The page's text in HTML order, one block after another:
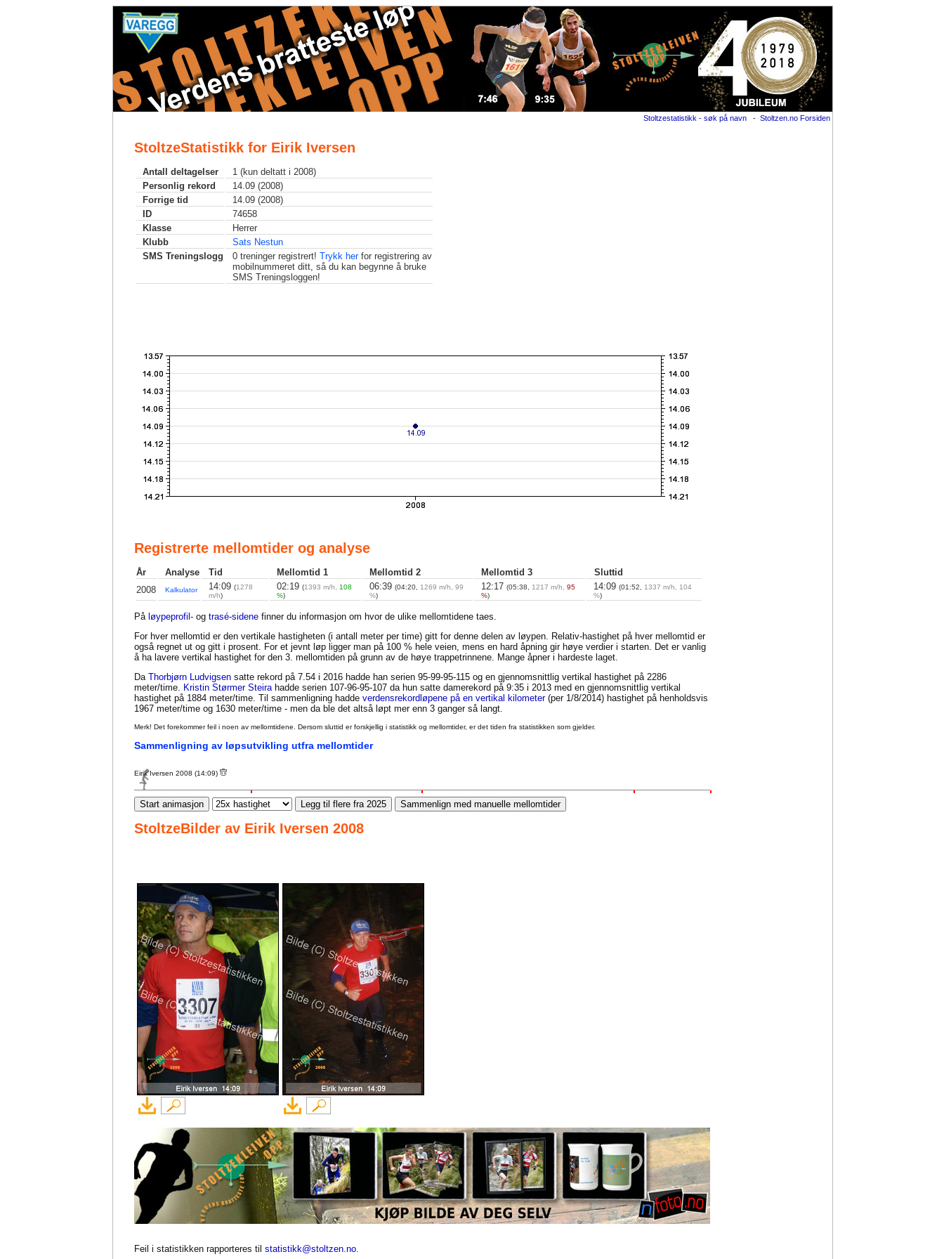
Stoltzestatistikk - søk på navn - Stoltzen.no Forsiden
StoltzeStatistikk for Eirik Iversen
Antall deltagelser
1 (kun deltatt i 2008)
Personlig rekord
14.09 (2008)
Forrige tid
14.09 (2008)
ID
74658
Klasse
Herrer
Klubb
Sats Nestun
SMS Treningslogg
0 treninger registrert! Trykk herfor registrering av
mobilnummeret ditt, så du kan begynne å bruke
SMS Treningsloggen!
Registrerte mellomtider og analyse
År Analyse Tid Mellomtid 1 Mellomtid 2 Mellomtid 3
Sluttid
2008
Kalkulator 14:09 (1278
m/h)
02:19 (1393 m/h, 108
%)
06:39 (04:20, 1269 m/h, 99
%)
12:17 (05:38, 1217 m/h, 95
%)
14:09 (01:52, 1337 m/h, 104
%)
På løypeprofil- og trasé-sidene finner du informasjon om hvor de ulike mellomtidene taes.
For hver mellomtid er den vertikale hastigheten (i antall meter per time) gitt for denne delen av løypen. Relativ-hastighet på hver mellomtid er
også regnet ut og gitt i prosent. For et jevnt løp ligger man på 100 % hele veien, mens en hard åpning gir høye verdier i starten. Det er vanlig
å ha lavere vertikal hastighet for den 3. mellomtiden på grunn av de høye trappetrinnene. Mange åpner i hardeste laget.
Da Thorbjørn Ludvigsen satte rekord på 7.54 i 2016 hadde han serien 95-99-95-115 og en gjennomsnittlig vertikal hastighet på 2286
meter/time. Kristin Størmer Steirahadde serien 107-96-95-107 da hun satte damerekord på 9:35 i 2013 med en gjennomsnittlig vertikal
hastighet på 1884 meter/time. Til sammenligning hadde verdensrekordløpene på en vertikal kilometer(per 1/8/2014) hastighet på henholdsvis
1967 meter/time og 1630 meter/time - men da ble det altså løpt mer enn 3 ganger så langt.
Merk! Det forekommer feil i noen av mellomtidene. Dersom sluttid er forskjellig i statistikk og mellomtider, er det tiden fra statistikken som gjelder.
Sammenligning av løpsutvikling utfra mellomtider
Eirik Iversen 2008 (14:09)
Start animasjon Legg til flere fra 2025 Sammenlign med manuelle mellomtider
StoltzeBilder av Eirik Iversen 2008
Feil i statistikken rapporteres til statistikk@stoltzen.no.